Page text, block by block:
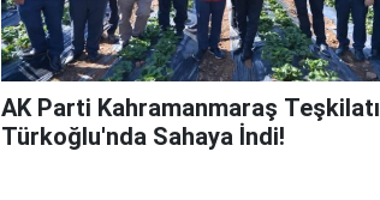
AK Parti Kahramanmaraş Teşkilatı
Türkoğlu'nda Sahaya İndi!